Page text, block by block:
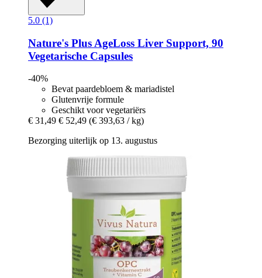
5.0 (1)
Nature's Plus AgeLoss Liver Support, 90
Vegetarische Capsules
-40%
Bevat paardebloem & mariadistel
Glutenvrije formule
Geschikt voor vegetariërs
€ 31,49 € 52,49 (€ 393,63 / kg)
Bezorging uiterlijk op 13. augustus